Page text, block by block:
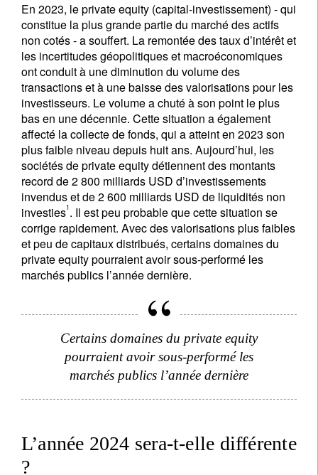
En 2023, le private equity (capital-investissement) - qui
constitue la plus grande partie du marché des actifs
non cotés - a souffert. La remontée des taux d’intérêt et
les incertitudes géopolitiques et macroéconomiques
ont conduit à une diminution du volume des
transactions et à une baisse des valorisations pour les
investisseurs. Le volume a chuté à son point le plus
bas en une décennie. Cette situation a également
affecté la collecte de fonds, qui a atteint en 2023 son
plus faible niveau depuis huit ans. Aujourd’hui, les
sociétés de private equity détiennent des montants
record de 2 800 milliards USD d’investissements
invendus et de 2 600 milliards USD de liquidités non
investies1. Il est peu probable que cette situation se
corrige rapidement. Avec des valorisations plus faibles
et peu de capitaux distribués, certains domaines du
private equity pourraient avoir sous-performé les
marchés publics l’année dernière.
Certains domaines du private equity
pourraient avoir sous-performé les
marchés publics l’année dernière
L’année 2024 sera-t-elle différente
?